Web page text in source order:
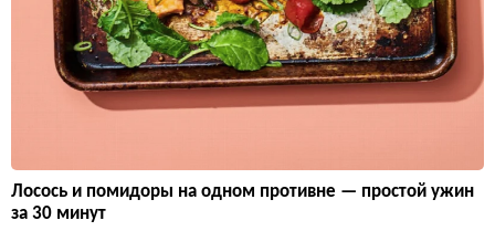
Лосось и помидоры на одном противне — простой ужин
за 30 минут